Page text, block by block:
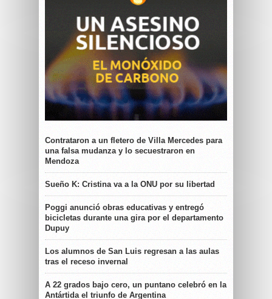
Contrataron a un fletero de Villa Mercedes para
una falsa mudanza y lo secuestraron en
Mendoza
Sueño K: Cristina va a la ONU por su libertad
Poggi anunció obras educativas y entregó
bicicletas durante una gira por el departamento
Dupuy
Los alumnos de San Luis regresan a las aulas
tras el receso invernal
A 22 grados bajo cero, un puntano celebró en la
Antártida el triunfo de Argentina